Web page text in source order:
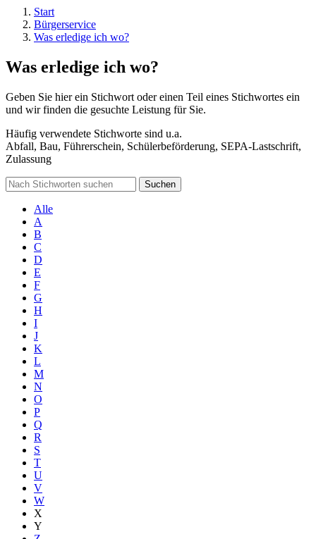
Start
Bürgerservice
Was erledige ich wo?
Was erledige ich wo?
Geben Sie hier ein Stichwort oder einen Teil eines Stichwortes ein
und wir finden die gesuchte Leistung für Sie.
Häufig verwendete Stichworte sind u.a.
Abfall, Bau, Führerschein, Schülerbeförderung, SEPA-Lastschrift,
Zulassung
Suchen
Alle
A
B
C
D
E
F
G
H
I
J
K
L
M
N
O
P
Q
R
S
T
U
V
W
X
Y